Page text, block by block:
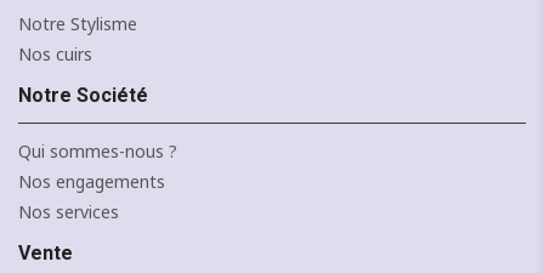
Notre Stylisme
Nos cuirs
Notre Société
Qui sommes-nous ?
Nos engagements
Nos services
Vente